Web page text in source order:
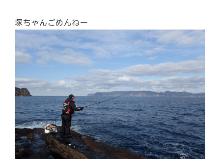
塚ちゃんごめんねー